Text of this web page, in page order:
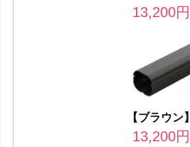
13,200円
【ブラウン】
13,200円